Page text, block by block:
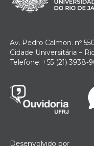
Av. Pedro Calmon. nº
Cidade Universitária –
Telefone: +55 (21) 3938-
Desenvolvido por